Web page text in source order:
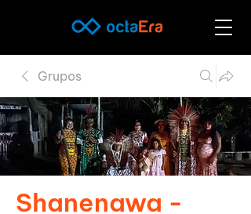
Grupos
Shanenawa -